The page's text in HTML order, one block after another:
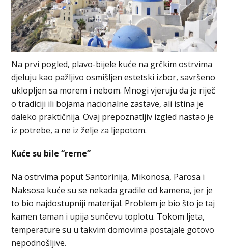
Na prvi pogled, plavo-bijele kuće na grčkim ostrvima
djeluju kao pažljivo osmišljen estetski izbor, savršeno
uklopljen sa morem i nebom. Mnogi vjeruju da je riječ
o tradiciji ili bojama nacionalne zastave, ali istina je
daleko praktičnija. Ovaj prepoznatljiv izgled nastao je
iz potrebe, a ne iz želje za ljepotom.
Kuće su bile “rerne”
Na ostrvima poput Santorinija, Mikonosa, Parosa i
Naksosa kuće su se nekada gradile od kamena, jer je
to bio najdostupniji materijal. Problem je bio što je taj
kamen taman i upija sunčevu toplotu. Tokom ljeta,
temperature su u takvim domovima postajale gotovo
nepodnošljive.